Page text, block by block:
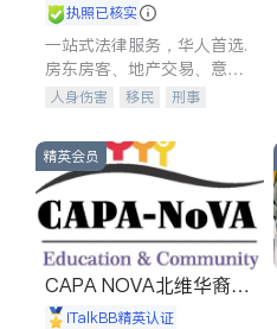
执照已核实
一站式法律服务，华人首选.
房东房客、地产交易、意外
伤害、车祸重伤、商业诉
建筑合同、刑事案件全包办
人身伤害 移民
刑事
信托/遗嘱
商业
索赔
律师-其它 保释
精英会员
CAPA NOVA北维华裔家
长会iTalkBB精英认证